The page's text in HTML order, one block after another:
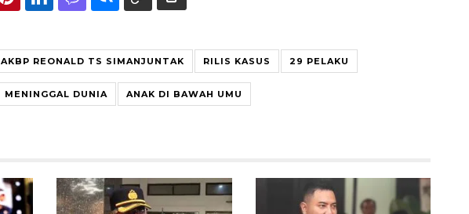
AKBP REONALD TS SIMANJUNTAK RILIS KASUS 29 PELAKU
MENINGGAL DUNIA ANAK DI BAWAH UMU